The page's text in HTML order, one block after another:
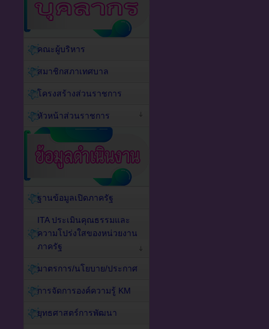
คณะผู้บริหาร
สมาชิกสภาเทศบาล
โครงสร้างส่วนราชการ
หัวหน้าส่วนราชการ
ฐานข้อมูลเปิดภาครัฐ
ITA ประเมินคุณธรรมและ
ความโปร่งใสของหน่วยงาน
ภาครัฐ
มาตรการ/นโยบาย/ประกาศ
การจัดการองค์ความรู้ KM
ยุทธศาสตร์การพัฒนา